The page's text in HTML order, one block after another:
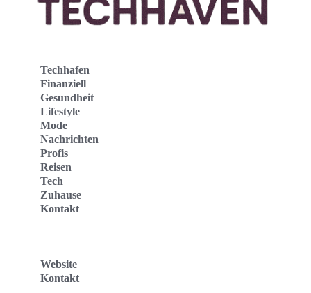
Techhafen
Finanziell
Gesundheit
Lifestyle
Mode
Nachrichten
Profis
Reisen
Tech
Zuhause
Kontakt
Website
Kontakt